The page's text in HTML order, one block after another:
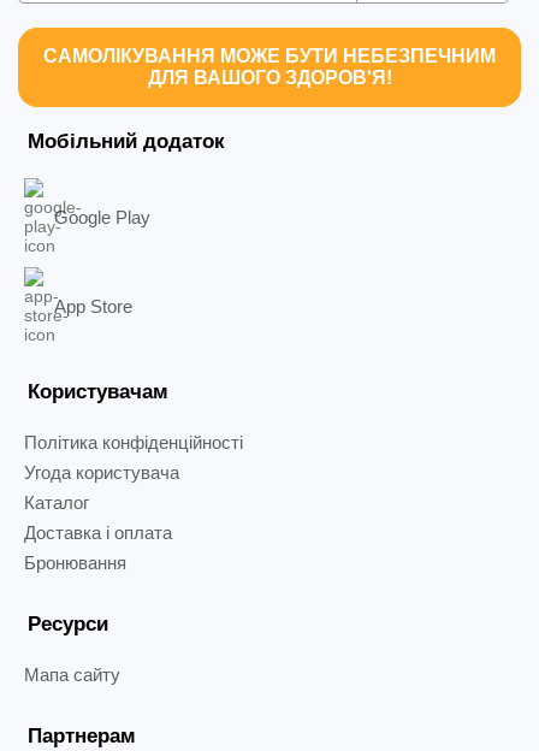
САМОЛІКУВАННЯ МОЖЕ БУТИ НЕБЕЗПЕЧНИМ
ДЛЯ ВАШОГО ЗДОРОВ'Я!
Мобільний додаток
Google Play
App Store
Користувачам
Політика конфіденційності
Угода користувача
Каталог
Доставка і оплата
Бронювання
Ресурси
Мапа сайту
Партнерам